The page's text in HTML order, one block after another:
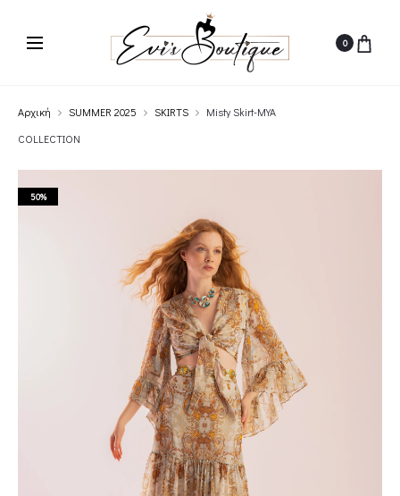
0
Αρχική SUMMER 2025 SKIRTS
Misty Skirt-MYA
COLLECTION
50%